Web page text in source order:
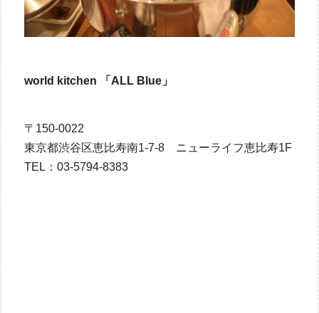
world kitchen 「ALL Blue」
〒150-0022
東京都渋谷区恵比寿南1-7-8 ニューライフ恵比寿1F
TEL：03-5794-8383